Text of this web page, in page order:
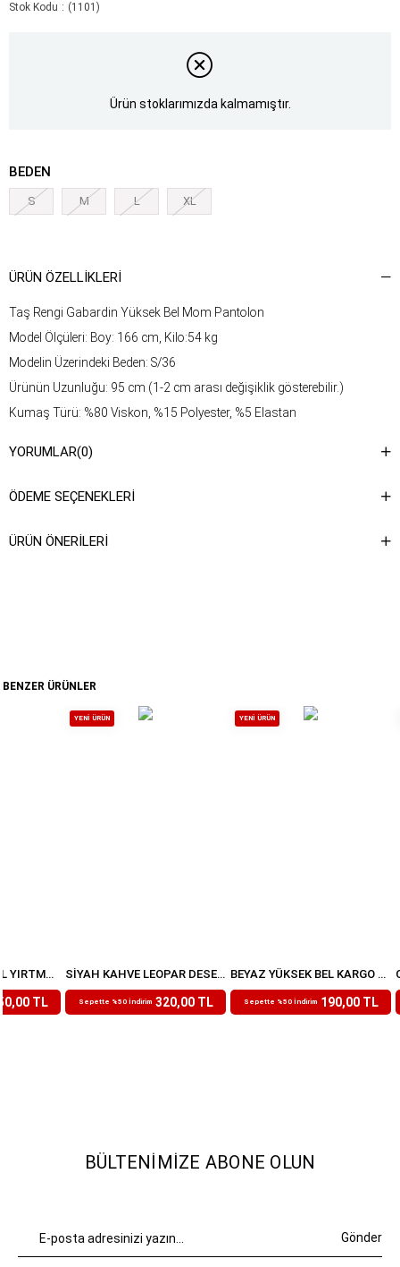
Stok Kodu (1101)
Ürün stoklarımızda kalmamıştır.
BEDEN
S M L XL
ÜRÜN ÖZELLIKLERI
Taş Rengi Gabardin Yüksek Bel Mom Pantolon
Model Ölçüleri: Boy: 166 cm, Kilo:54 kg
Modelin Üzerindeki Beden: S/36
Ürünün Uzunluğu: 95 cm (1-2 cm arası değişiklik gösterebilir.)
Kumaş Türü: %80 Viskon, %15 Polyester, %5 Elastan
talimatına ulaşabilirsiniz.
YORUMLAR(0)
ÖDEME SEÇENEKLERI
ÜRÜN ÖNERILERI
BENZER ÜRÜNLER
İNDIGO YÜKSEK BEL YIRTMAÇLI MODAL EŞOFMAN ALTI
TL
SIYAH KAHVE LEOPAR DESENLI BELI LASTIKLI PANTOLON
₺639,99
Sepette %50 İndirim 320,00 TL
YENI ÜRÜN
BEYAZ YÜKSEK BEL KARGO CEP PANTOLON
₺379,99
Sepette %50 İndirim 190,00 TL
YENI ÜRÜN
BÜLTENIMIZE ABONE OLUN
Gönder